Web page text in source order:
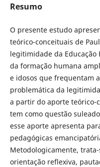
Resumo
O presente estudo
teórico-conceituais de
legitimidade da Educação
da formação humana
e idosos que frequentam
problemática da
a partir do aporte
tem como questão
esse aporte apresenta
pedagógicas
Metodologicamente,
orientação reflexiva,